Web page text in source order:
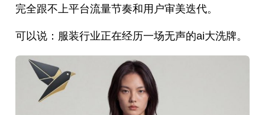
完全跟不上平台流量节奏和用户审美迭代。
可以说：服装行业正在经历一场无声的ai大洗牌。